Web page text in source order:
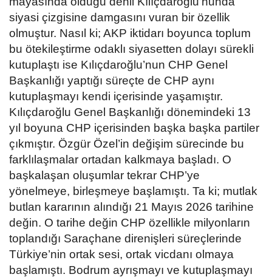
siyasi çizgisine damgasını vuran bir özellik
olmuştur. Nasıl ki; AKP iktidarı boyunca toplum
bu ötekileştirme odaklı siyasetten dolayı sürekli
kutuplaştı ise Kılıçdaroğlu’nun CHP Genel
Başkanlığı yaptığı süreçte de CHP aynı
kutuplaşmayı kendi içerisinde yaşamıştır.
Kılıçdaroğlu Genel Başkanlığı dönemindeki 13
yıl boyuna CHP içerisinden başka başka partiler
çıkmıştır. Özgür Özel’in değişim sürecinde bu
farklılaşmalar ortadan kalkmaya başladı. O
başkalaşan oluşumlar tekrar CHP’ye
yönelmeye, birleşmeye başlamıştı. Ta ki; mutlak
butlan kararının alındığı 21 Mayıs 2026 tarihine
değin. O tarihe değin CHP özellikle milyonların
toplandığı Saraçhane direnişleri süreçlerinde
Türkiye’nin ortak sesi, ortak vicdanı olmaya
başlamıştı. Bodrum ayrışmayı ve kutuplaşmayı